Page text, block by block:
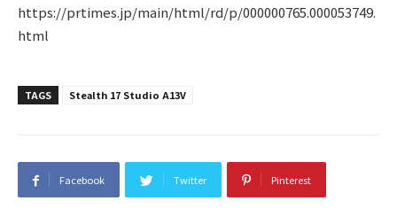
https://prtimes.jp/main/html/rd/p/000000765.000053749.
html
TAGS Stealth 17 Studio A13V
Facebook Twitter Pinterest